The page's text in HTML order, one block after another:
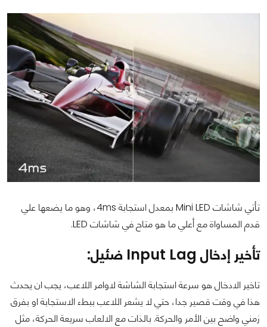
تأتي شاشات Mini LED بمعدل استجابة 4ms، وهو ما يضعها علي
قدم المساواة مع أعلي ما هو متاح في شاشات LED.
تأخير إدخال Input Lag ضئيل:
تاخير الادخال هو سرعة استجابة الشاشة لاوامر اللاعب، يجب ان يحدث
هذا في وقت قصير جدا، حتي لا يشعر اللاعب ببطء الاستجابة او بفرق
زمني واضح بين الأمر والحركة. بالذات مع الالعاب سريعة الحركة، مثل